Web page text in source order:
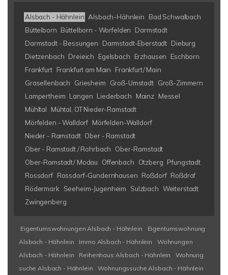
Alsbach - Hähnlein Alsbach-Hähnlein
Bad Schwalbach
Büttelborn Büttelborn - Worfelden
Darmstadt
Darmstadt - Bessungen
Darmstadt-Eberstadt Dieburg
Dietzenbach Dreieich Egelsbach Erzhausen
Eschborn
Frankfurt Frankfurt am Main
Frankfurt/ Main
Grasellenbach
Griesheim Groß-Umstadt Groß-Zimmern
Lampertheim Langen Liederbach Mainz Messel
Mühltal
Mühtal, OT Nieder-Ramstadt
Mörfelden - Walldorf Mörfelden-Walldorf
Nieder - Ramstadt Ober - Ramstadt
Ober - Ramstadt / Rohrbach
Ober-Ramstadt
Ober-Ramstadt/ Modau
Offenbach Otzberg Pfungstadt
Rossdorf Rossdorf-Gundernhausen Roßdorf Roßdrof
Rödermark
Seeheim-Jugenheim Sulzbach Weiterstadt
Zwingenberg
Eigentumswohnungen Alsbach - Hähnlein
Eigentumswohnung
Alsbach - Hähnlein
Immo Alsbach - Hähnlein
Wohnungen
Alsbach - Hähnlein
Reihenhaus Alsbach - Hähnlein
Wohnung
suche Alsbach - Hähnlein
Wohnungssuche Alsbach - Hähnlein